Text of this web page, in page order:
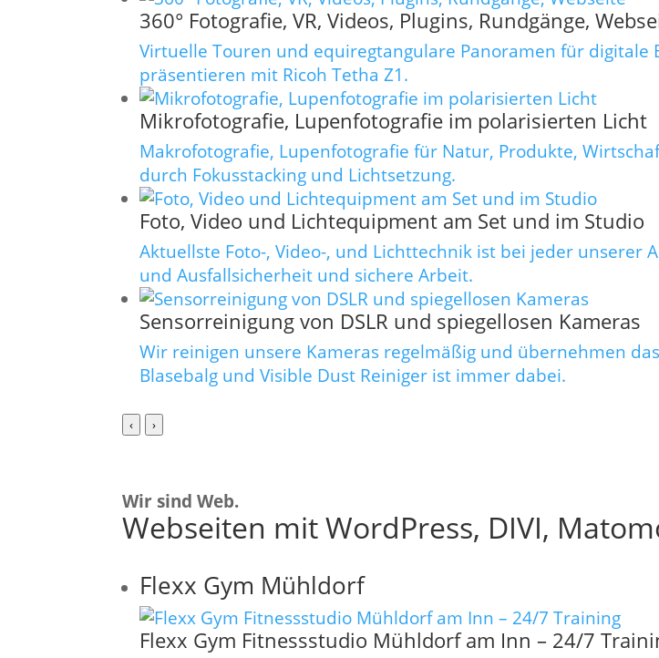
360° Fotografie, VR, Videos, Plugins, Rundgänge,
Virtuelle Touren und equiregtangulare Panoramen für
präsentieren mit Ricoh Tetha Z1.
Mikrofotografie, Lupenfotografie im polarisierten Licht
Makrofotografie, Lupenfotografie für Natur, Produkte,
durch Fokusstacking und Lichtsetzung.
Foto, Video und Lichtequipment am Set und im Studio
Aktuellste Foto-, Video-, und Lichttechnik ist bei jeder unserer
und Ausfallsicherheit und sichere Arbeit.
Sensorreinigung von DSLR und spiegellosen Kameras
Wir reinigen unsere Kameras regelmäßig und übernehmen
Blasebalg und Visible Dust Reiniger ist immer dabei.
‹ ›
Wir sind Web.
Webseiten mit WordPress, DIVI,
Flexx Gym Mühldorf
Flexx Gym Fitnessstudio Mühldorf am Inn – 24/7